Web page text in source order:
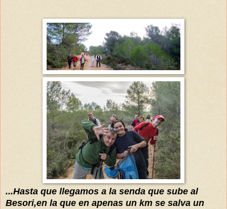
...Hasta que llegamos a la senda que sube al
Besori,en la que en apenas un km se salva un